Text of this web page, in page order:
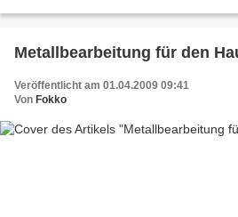
Metallbearbeitung für den
Veröffentlicht am 01.04.2009 09:41
Von Fokko